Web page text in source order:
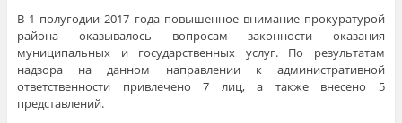
В 1 полугодии 2017 года повышенное внимание прокуратурой
района оказывалось вопросам законности оказания
муниципальных и государственных услуг. По результатам
надзора на данном направлении к административной
ответственности привлечено 7 лиц, а также внесено 5
представлений.